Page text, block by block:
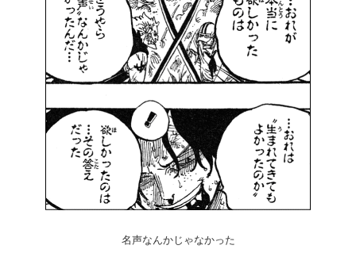
名声なんかじゃなかった